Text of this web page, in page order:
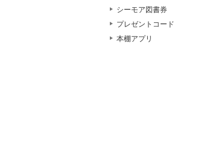
シーモア図書券
プレゼントコード
本棚アプリ